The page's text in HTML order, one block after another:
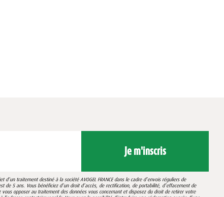
Je m'inscris
d’un traitement destiné à la société AVOGEL FRANCE dans le cadre d’envois réguliers de
de 5 ans. Vous bénéficiez d’un droit d’accès, de rectification, de portabilité, d’effacement de
opposer au traitement des données vous concernant et disposez du droit de retirer votre